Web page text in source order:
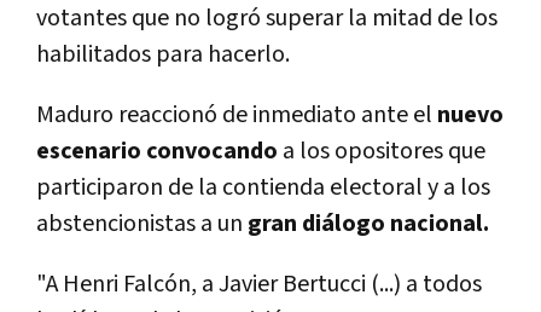
votantes que no logró superar la mitad de los
habilitados para hacerlo.
Maduro reaccionó de inmediato ante el nuevo
escenario convocando a los opositores que
participaron de la contienda electoral y a los
abstencionistas a un gran diálogo nacional.
"A Henri Falcón, a Javier Bertucci (...) a todos